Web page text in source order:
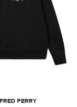
FRED PERRY